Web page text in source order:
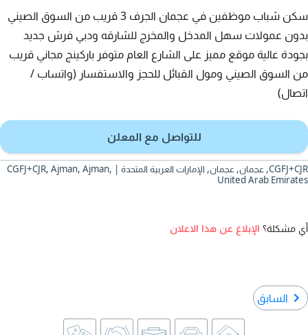
سكن شباب موظفين في عجمان الجرف 3 قريب من السوق الصيني
بدون عمولات سهل المدخل والمخرج للشارقه ودبي فرش جديد
بجودة عالية موقع مميز على الشارع العام متوفر باركينج مجاني قريب
من السوق الصيني ومول القبائل للحجز والاستفسار (واتساب /
اتصال)
للتواصل مع المعلن
CGFJ+CJR, عجمان, عجمان, الإمارات العربية المتحدة | CGFJ+CJR, Ajman, Ajman,
United Arab Emirates
أي مشكلة؟ الإبلاغ عن هذا الاعلان
السابق